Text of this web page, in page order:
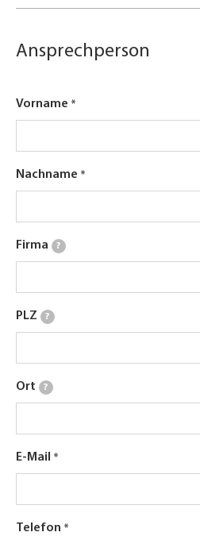
Ansprechperson
Vorname
Nachname
Firma ?
PLZ ?
Ort ?
E-Mail
Telefon